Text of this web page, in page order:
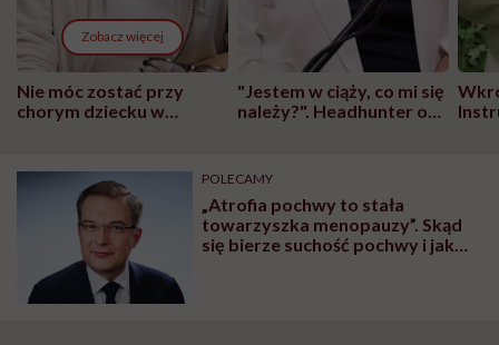
Zobacz więcej
Nie móc zostać przy
chorym dziecku w
może chyba tylko
głupota i brak
wyobraźni"
"Jestem w ciąży, co mi się
należy?". Headhunter o
pracy
POLECAMY
„Atrofia pochwy to stała
towarzyszka menopauzy”. Skąd
się bierze suchość pochwy i jak